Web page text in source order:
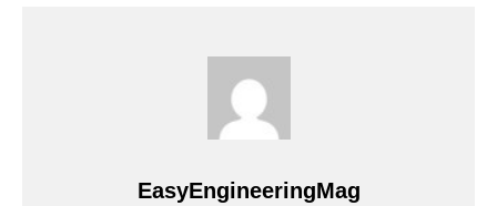
EasyEngineeringMag